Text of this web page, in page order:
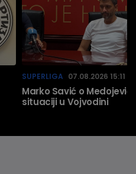
SUPERLIGA 07.08.2026 15:11
Marko Savić o
situaciji u Vojvodini